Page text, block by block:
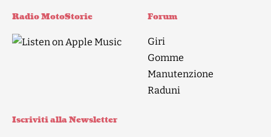
Radio MotoStorie Forum
Giri
Gomme
Manutenzione
Raduni
Iscriviti alla Newsletter